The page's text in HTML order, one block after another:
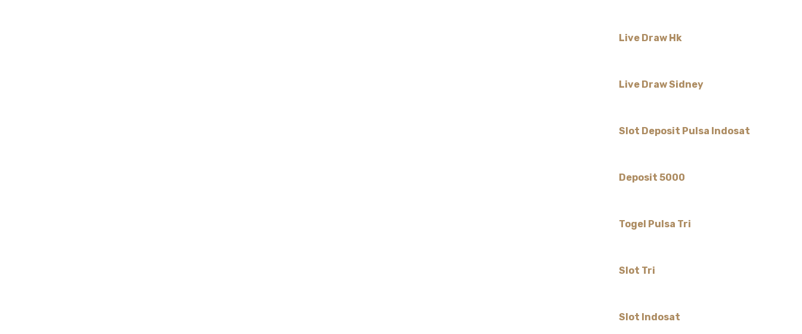
Live Draw Hk
Live Draw Sidney
Slot Deposit Pulsa Indosat
Deposit 5000
Togel Pulsa Tri
Slot Tri
Slot Indosat